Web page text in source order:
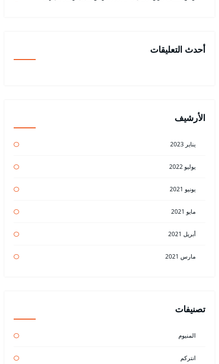
أحدث التعليقات
الأرشيف
يناير 2023
يوليو 2022
يونيو 2021
مايو 2021
أبريل 2021
مارس 2021
تصنيفات
المنيوم
انتركم